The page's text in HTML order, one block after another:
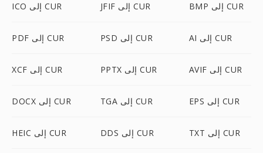
ICO إلى CUR JFIF إلى CUR BMP إلى CUR
PDF إلى CUR PSD إلى CUR AI إلى CUR
XCF إلى CUR PPTX إلى CUR AVIF إلى CUR
DOCX إلى CUR TGA إلى CUR EPS إلى CUR
HEIC إلى CUR DDS إلى CUR TXT إلى CUR